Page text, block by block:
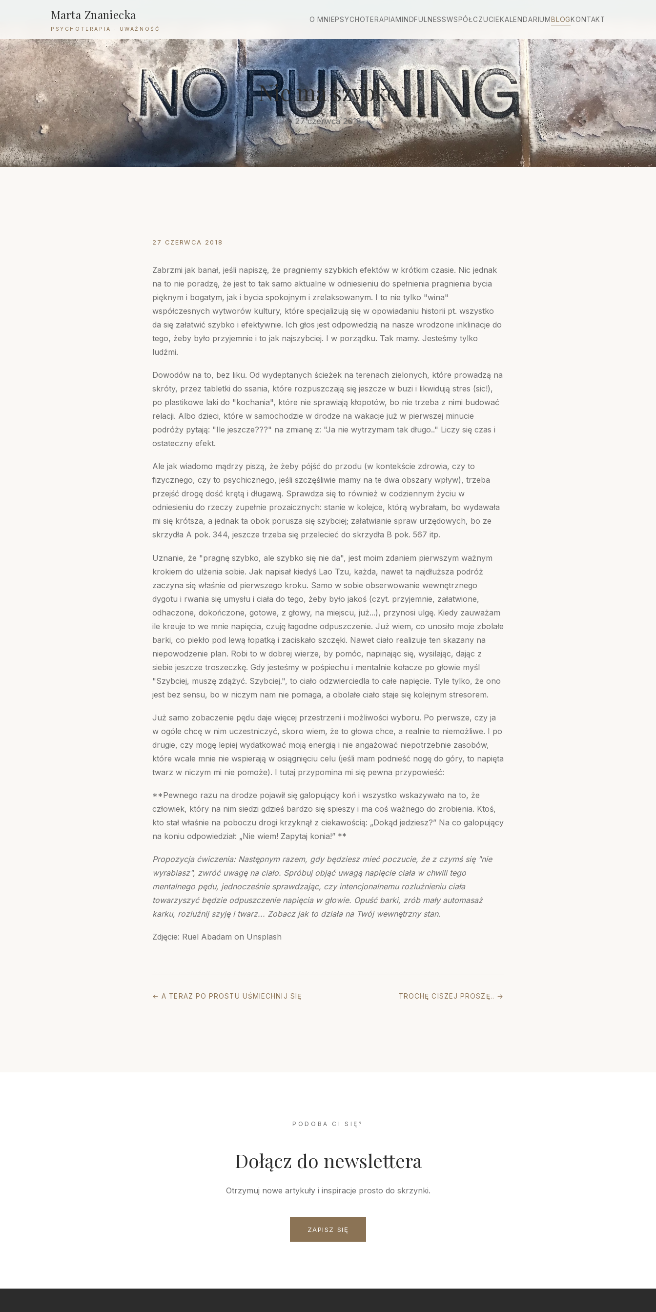
Marta Znaniecka
PSYCHOTERAPIA · UWAŻNOŚĆ
O MNIEPSYCHOTERAPIAMINDFULNESSWSPÓŁCZUCIE KALENDARIUM BLOG KONTAKT
Nie ma szybko
27 czerwca 2018
27 CZERWCA 2018
Zabrzmi jak banał, jeśli napiszę, że pragniemy szybkich efektów w krótkim czasie. Nic jednak
na to nie poradzę, że jest to tak samo aktualne w odniesieniu do spełnienia pragnienia bycia
pięknym i bogatym, jak i bycia spokojnym i zrelaksowanym. I to nie tylko "wina"
współczesnych wytworów kultury, które specjalizują się w opowiadaniu historii pt. wszystko
da się załatwić szybko i efektywnie. Ich głos jest odpowiedzią na nasze wrodzone inklinacje do
tego, żeby było przyjemnie i to jak najszybciej. I w porządku. Tak mamy. Jesteśmy tylko
ludźmi.
Dowodów na to, bez liku. Od wydeptanych ścieżek na terenach zielonych, które prowadzą na
skróty, przez tabletki do ssania, które rozpuszczają się jeszcze w buzi i likwidują stres (sic!),
po plastikowe laki do "kochania", które nie sprawiają kłopotów, bo nie trzeba z nimi budować
relacji. Albo dzieci, które w samochodzie w drodze na wakacje już w pierwszej minucie
podróży pytają: "Ile jeszcze???" na zmianę z: "Ja nie wytrzymam tak długo.." Liczy się czas i
ostateczny efekt.
Ale jak wiadomo mądrzy piszą, że żeby pójść do przodu (w kontekście zdrowia, czy to
fizycznego, czy to psychicznego, jeśli szczęśliwie mamy na te dwa obszary wpływ), trzeba
przejść drogę dość krętą i długawą. Sprawdza się to również w codziennym życiu w
odniesieniu do rzeczy zupełnie prozaicznych: stanie w kolejce, którą wybrałam, bo wydawała
mi się krótsza, a jednak ta obok porusza się szybciej; załatwianie spraw urzędowych, bo ze
skrzydła A pok. 344, jeszcze trzeba się przelecieć do skrzydła B pok. 567 itp.
Uznanie, że "pragnę szybko, ale szybko się nie da", jest moim zdaniem pierwszym ważnym
krokiem do ulżenia sobie. Jak napisał kiedyś Lao Tzu, każda, nawet ta najdłuższa podróż
zaczyna się właśnie od pierwszego kroku. Samo w sobie obserwowanie wewnętrznego
dygotu i rwania się umysłu i ciała do tego, żeby było jakoś (czyt. przyjemnie, załatwione,
odhaczone, dokończone, gotowe, z głowy, na miejscu, już...), przynosi ulgę. Kiedy zauważam
ile kreuje to we mnie napięcia, czuję łagodne odpuszczenie. Już wiem, co unosiło moje zbolałe
barki, co piekło pod lewą łopatką i zaciskało szczęki. Nawet ciało realizuje ten skazany na
niepowodzenie plan. Robi to w dobrej wierze, by pomóc, napinając się, wysilając, dając z
siebie jeszcze troszeczkę. Gdy jesteśmy w pośpiechu i mentalnie kołacze po głowie myśl
"Szybciej, muszę zdążyć. Szybciej.", to ciało odzwierciedla to całe napięcie. Tyle tylko, że ono
jest bez sensu, bo w niczym nam nie pomaga, a obolałe ciało staje się kolejnym stresorem.
Już samo zobaczenie pędu daje więcej przestrzeni i możliwości wyboru. Po pierwsze, czy ja
w ogóle chcę w nim uczestniczyć, skoro wiem, że to głowa chce, a realnie to niemożliwe. I po
drugie, czy mogę lepiej wydatkować moją energią i nie angażować niepotrzebnie zasobów,
które wcale mnie nie wspierają w osiągnięciu celu (jeśli mam podnieść nogę do góry, to napięta
twarz w niczym mi nie pomoże). I tutaj przypomina mi się pewna przypowieść:
**Pewnego razu na drodze pojawił się galopujący koń i wszystko wskazywało na to, że
człowiek, który na nim siedzi gdzieś bardzo się spieszy i ma coś ważnego do zrobienia. Ktoś,
kto stał właśnie na poboczu drogi krzyknął z ciekawością: „Dokąd jedziesz?” Na co galopujący
na koniu odpowiedział: „Nie wiem! Zapytaj konia!” **
Propozycja ćwiczenia: Następnym razem, gdy będziesz mieć poczucie, że z czymś się "nie
wyrabiasz", zwróć uwagę na ciało. Spróbuj objąć uwagą napięcie ciała w chwili tego
mentalnego pędu, jednocześnie sprawdzając, czy intencjonalnemu rozluźnieniu ciała
towarzyszyć będzie odpuszczenie napięcia w głowie. Opuść barki, zrób mały automasaż
karku, rozluźnij szyję i twarz... Zobacz jak to działa na Twój wewnętrzny stan.
Zdjęcie: Ruel Abadam on Unsplash
← A TERAZ PO PROSTU UŚMIECHNIJ SIĘ TROCHĘ CISZEJ PROSZĘ.. →
PODOBA CI SIĘ?
Dołącz do newslettera
Otrzymuj nowe artykuły i inspiracje prosto do skrzynki.
ZAPISZ SIĘ